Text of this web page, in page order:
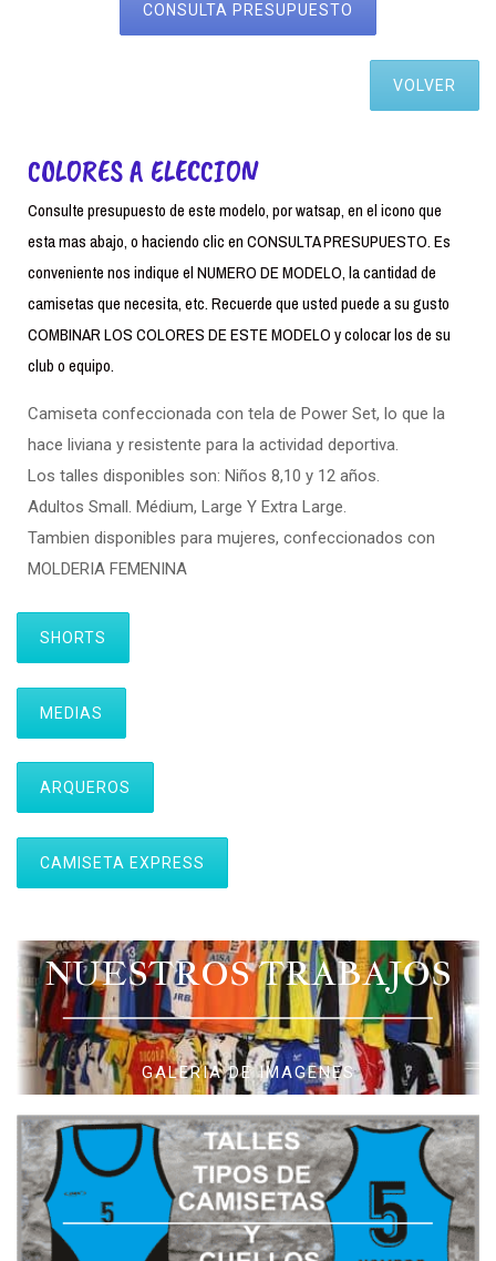
CONSULTA PRESUPUESTO
VOLVER
COLORES A ELECCION
Consulte presupuesto de este modelo, por watsap, en el icono que
esta mas abajo, o haciendo clic en CONSULTA PRESUPUESTO. Es
conveniente nos indique el NUMERO DE MODELO, la cantidad de
camisetas que necesita, etc. Recuerde que usted puede a su gusto
COMBINAR LOS COLORES DE ESTE MODELO y colocar los de su
club o equipo.
Camiseta confeccionada con tela de Power Set, lo que la
hace liviana y resistente para la actividad deportiva.
Los talles disponibles son: Niños 8,10 y 12 años.
Adultos Small. Médium, Large Y Extra Large.
Tambien disponibles para mujeres, confeccionados con
MOLDERIA FEMENINA
SHORTS
MEDIAS
ARQUEROS
CAMISETA EXPRESS
NUESTROS TRABAJOS
GALERIA DE IMAGENES